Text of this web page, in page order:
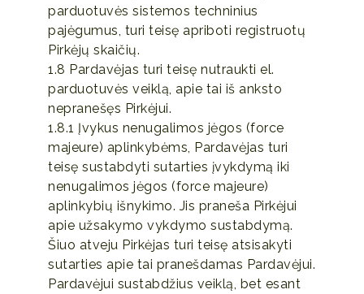
parduotuvės sistemos techninius
pajėgumus, turi teisę apriboti registruotų
Pirkėjų skaičių.
1.8 Pardavėjas turi teisę nutraukti el.
parduotuvės veiklą, apie tai iš anksto
nepranešęs Pirkėjui.
1.8.1 Įvykus nenugalimos jėgos (force
majeure) aplinkybėms, Pardavėjas turi
teisę sustabdyti sutarties įvykdymą iki
nenugalimos jėgos (force majeure)
aplinkybių išnykimo. Jis praneša Pirkėjui
apie užsakymo vykdymo sustabdymą.
Šiuo atveju Pirkėjas turi teisę atsisakyti
sutarties apie tai pranešdamas Pardavėjui.
Pardavėjui sustabdžius veiklą, bet esant